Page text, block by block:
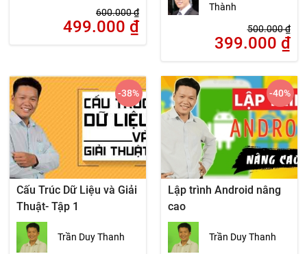
600.000₫
499.000 ₫
Thành
500.000₫
399.000 ₫
Cấu Trúc Dữ Liệu và Giải
Thuật- Tập 1
Trần Duy Thanh
-38%
Lập trình Android nâng
cao
Trần Duy Thanh
-40%